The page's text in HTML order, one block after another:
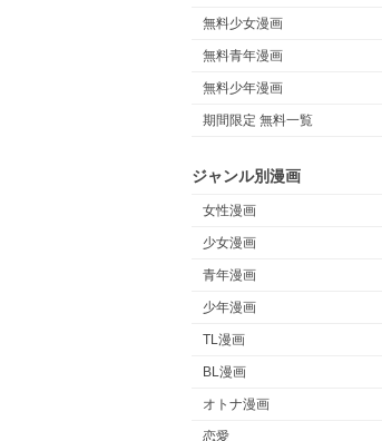
無料少女漫画
無料青年漫画
無料少年漫画
期間限定 無料一覧
ジャンル別漫画
女性漫画
少女漫画
青年漫画
少年漫画
TL漫画
BL漫画
オトナ漫画
恋愛